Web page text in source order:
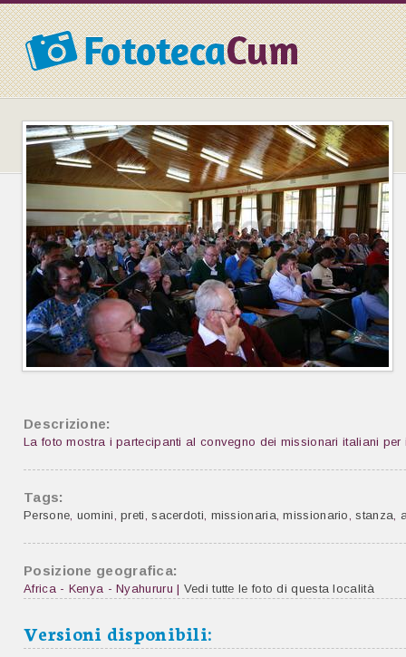
Descrizione:
La foto mostra i partecipanti al convegno dei missionari italiani per
Tags:
Persone, uomini,preti,sacerdoti, missionaria,missionario,stanza,
Posizione geografica:
Africa - Kenya - Nyahururu | Vedi tutte le foto di questa località
Versioni disponibili: